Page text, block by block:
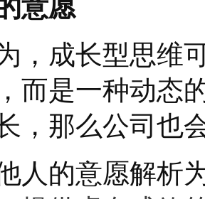
的文化，对
同理心解析
掘未被满足